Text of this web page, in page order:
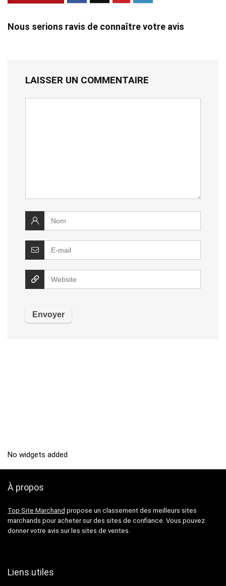
Nous serions ravis de connaître votre avis
LAISSER UN COMMENTAIRE
No widgets added
À propos
Top Site Marchand propose un classement des meilleurs sites
marchands pour acheter sur des sites de confiance. Vous pouvez
donner votre avis sur les sites de ventes.
Liens utiles